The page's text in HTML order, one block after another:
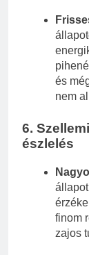
és
nem
6.
észlelés
finom
zajos